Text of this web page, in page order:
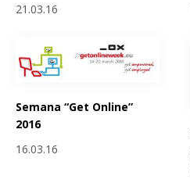
21.03.16
Semana “Get Online”
2016
16.03.16